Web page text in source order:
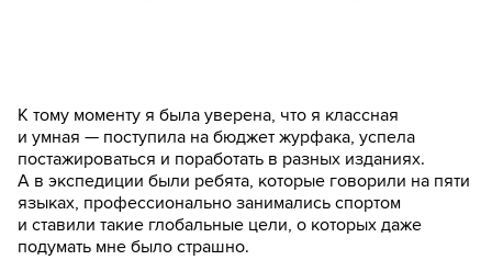
К тому моменту я была уверена, что я классная
и умная — поступила на бюджет журфака, успела
постажироваться и поработать в разных изданиях.
А в экспедиции были ребята, которые говорили на пяти
языках, профессионально занимались спортом
и ставили такие глобальные цели, о которых даже
подумать мне было страшно.